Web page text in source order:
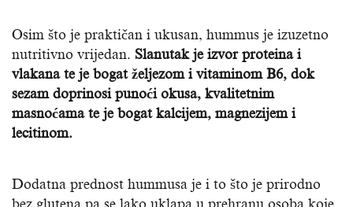
Osim što je praktičan i ukusan, hummus je izuzetno
nutritivno vrijedan. Slanutak je izvor proteina i
vlakana te je bogat željezom i vitaminom B6, dok
sezam doprinosi punoći okusa, kvalitetnim
masnoćama te je bogat kalcijem, magnezijem i
lecitinom.
Dodatna prednost hummusa je i to što je prirodno